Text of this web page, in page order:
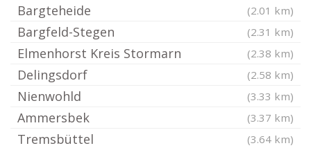
Bargteheide (2.01 km)
Bargfeld-Stegen (2.31 km)
Elmenhorst Kreis Stormarn (2.38 km)
Delingsdorf (2.58 km)
Nienwohld (3.33 km)
Ammersbek (3.37 km)
Tremsbüttel (3.64 km)